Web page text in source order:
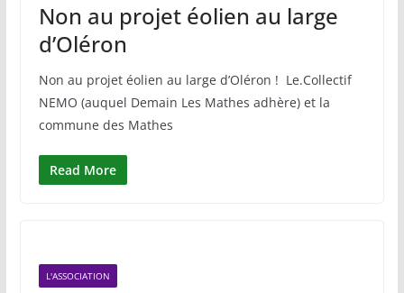
Non au projet éolien au large
d’Oléron
Non au projet éolien au large d’Oléron ! Le.Collectif
NEMO (auquel Demain Les Mathes adhère) et la
commune des Mathes
Read More
L'ASSOCIATION